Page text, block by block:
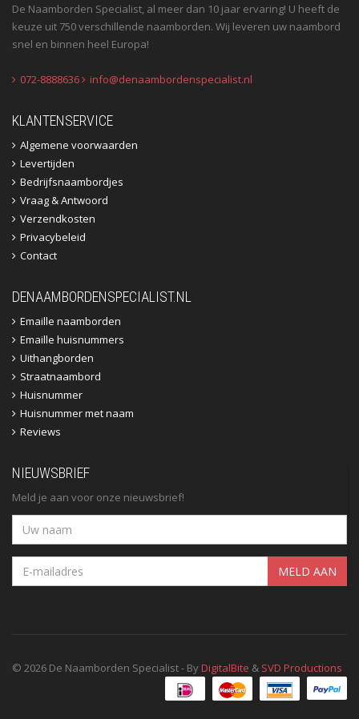
De Naamborden Specialist, al meer dan 10 jaar ervaring! U heeft de
keuze uit 750 verschillende naamborden. Wij leveren uw naambord
snel en binnen heel Europa!
072-8888636 info@denaambordenspecialist.nl
KLANTENSERVICE
Algemene voorwaarden
Levertijden
Bedrijfsnaambordjes
Vraag & Antwoord
Verzendkosten
Privacybeleid
Contact
DENAAMBORDENSPECIALIST.NL
Emaille naamborden
Emaille huisnummers
Uithangborden
Straatnaambord
Huisnummer
Huisnummer met naam
Reviews
NIEUWSBRIEF
Meld je aan voor onze nieuwsbrief!
MELD AAN
© 2026 De Naamborden Specialist - ByDigitalBite & SVD Productions